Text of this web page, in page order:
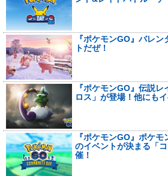
『ポケモンGO』バレ
トだぜ！
『ポケモンGO』伝説
ロス」が登場！他にも
『ポケモンGO』ポケ
のイベントが決まる「
催！